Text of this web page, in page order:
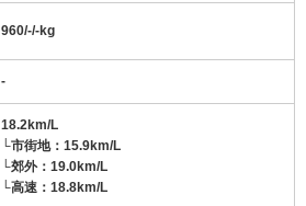
960/-/-kg
-
18.2km/L
└市街地：15.9km/L
└郊外：19.0km/L
└高速：18.8km/L